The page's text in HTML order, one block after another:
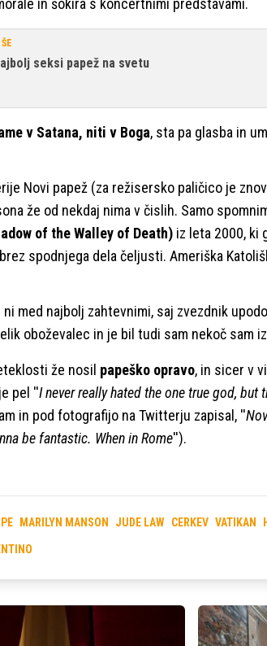
seksi papež na svetu
v Satana, niti v Boga, sta pa glasba in
Novi papež (za režisersko paličico je
že od nekdaj nima v čislih. Samo
of the Walley of Death) iz leta 2000, ki
spodnjega dela čeljusti. Ameriška
med najbolj zahtevnimi, saj zvezdnik
oboževalec in je bil tudi sam nekoč sam
že nosil papeško opravo, in sicer v
pel ''I never really hated the one true god, but
in pod fotografijo na Twitterju zapisal, ''
be fantastic. When in Rome'').
MARILYN MANSON JUDE LAW CERKEV VATIKAN